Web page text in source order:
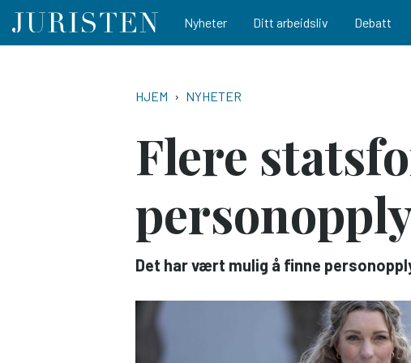
Main navigation
Nyheter Ditt arbeidsliv Debatt
NAVIGASJONSSTI
HJEM NYHETER
Flere
Det har vært mulig å finne